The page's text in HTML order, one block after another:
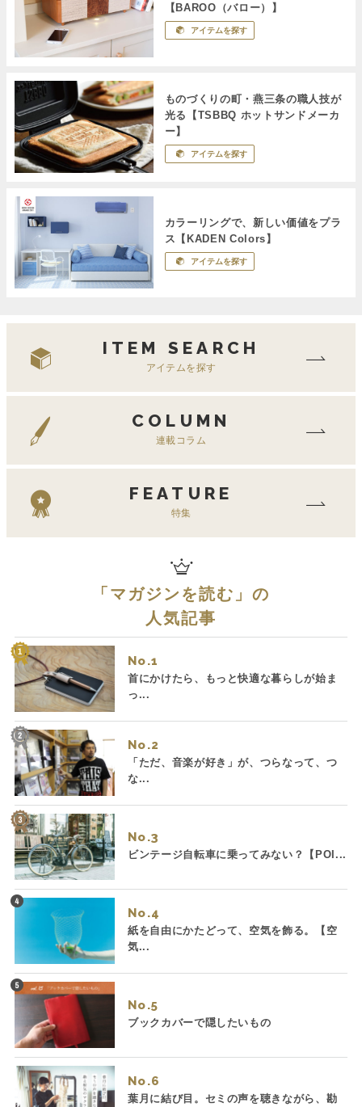
【BAROO（バロー）】
アイテムを探す
ものづくりの町・燕三条の職人技が
光る【TSBBQ ホットサンドメーカ
ー】
アイテムを探す
カラーリングで、新しい価値をプラ
ス【KADEN Colors】
アイテムを探す
ITEM SEARCH
アイテムを探す
COLUMN
連載コラム
FEATURE
特集
「マガジンを読む 」の
人気記事
No.
首にかけたら、もっと快適な暮らしが始ま
っ...
No.
「ただ、音楽が好き」が、つらなって、つ
な...
No.
ビンテージ自転車に乗ってみない？【POI...
No.
紙を自由にかたどって、空気を飾る。【空
気...
No.
ブックカバーで隠したいもの
No.
葉月に結び目。セミの声を聴きながら、勘